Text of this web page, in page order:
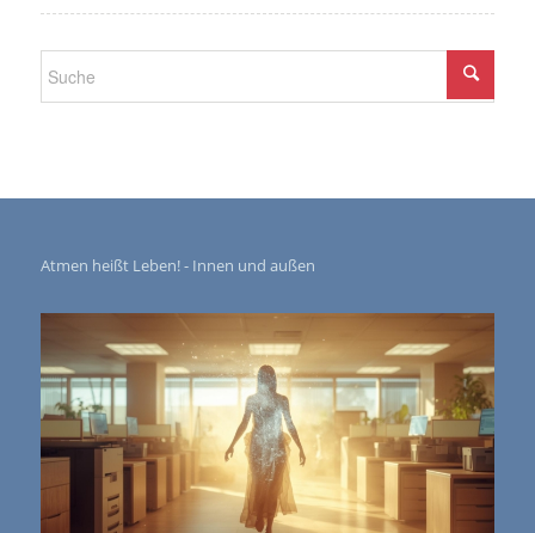
Atmen heißt Leben! - Innen und außen